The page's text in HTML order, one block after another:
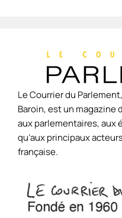
Le Courrier du
Baroin, est un
aux parlementaires, aux
qu’aux principaux
française.